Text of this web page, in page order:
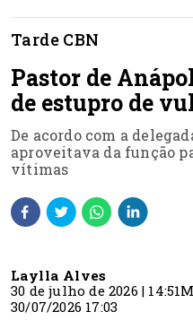
Tarde CBN
Pastor de
de estupro de
De acordo com a
aproveitava da função
vítimas
Laylla Alves
30 de julho de 2026 | 14:51
30/07/2026 17:03